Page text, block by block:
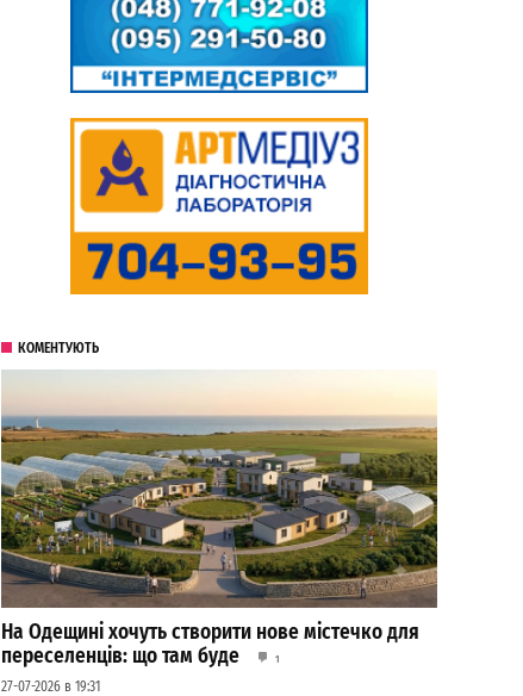
КОМЕНТУЮТЬ
На Одещині хочуть створити нове містечко для
переселенців: що там буде
1
27-07-2026 в 19:31